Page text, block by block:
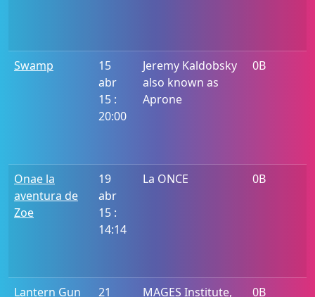
Swamp
15
abr
15 :
20:00
Jeremy Kaldobsky
also known as
Aprone
0B
Onae la
aventura de
Zoe
19
abr
15 :
14:14
La ONCE 0B
Lantern Gun
21
MAGES Institute,
0B